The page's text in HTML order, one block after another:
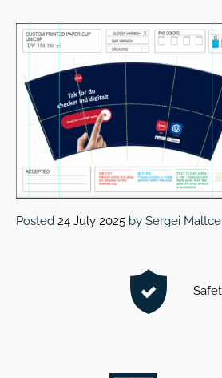
Posted 24 July 2025 by Sergei